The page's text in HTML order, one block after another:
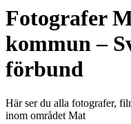
Fotografer
kommun–
förbund
Här ser du alla fotografer,
inom området Mat